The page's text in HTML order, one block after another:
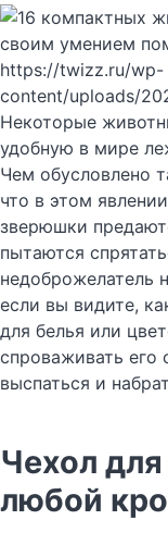
https://twizz.ru/wp-
content/uploads/
Некоторые
удобную в мире
Чем обусловлено
что в этом
зверюшки
пытаются
недоброжелатель
если вы видите,
для белья или
спроваживать его
выспаться и
Чехол
любой